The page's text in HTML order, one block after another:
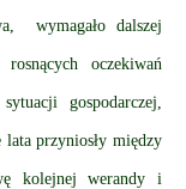
wymagało dalszej
oczekiwań
gospodarczej,
przyniosły między
kolejnej werandy i